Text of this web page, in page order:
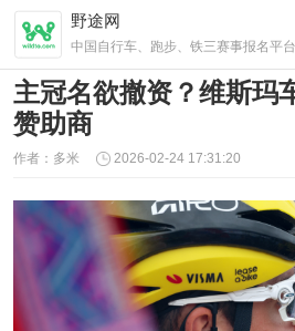
野途网
中国自行车、跑步、铁三赛事报名平台
主冠名欲撤资？维斯玛
赞助商
作者：多米 2026-02-24 17:31:20